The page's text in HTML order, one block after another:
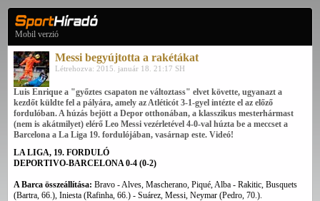
Mobil verzió
Messi begyújtotta a rakétákat
Létrehozva: 2015. január 18. 21:17 SH
Luis Enrique a "győztes csapaton ne változtass" elvet követte, ugyanazt a
kezdőt küldte fel a pályára, amely az Atléticót 3-1-gyel intézte el az előző
fordulóban. A húzás bejött a Depor otthonában, a klasszikus mesterhármast
(nem is akátmilyet) elérő Leo Messi vezérletével 4-0-val húzta be a meccset a
Barcelona a La Liga 19. fordulójában, vasárnap este. Videó!
LA LIGA, 19. FORDULÓ
DEPORTIVO-BARCELONA 0-4 (0-2)
A Barca összeállítása: Bravo - Alves, Mascherano, Piqué, Alba - Rakitic, Busquets
(Bartra, 66.), Iniesta (Rafinha, 66.) - Suárez, Messi, Neymar (Pedro, 70.).